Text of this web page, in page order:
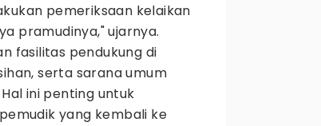
pemeriksaan kelaikan
pramudinya," ujarnya.
fasilitas pendukung di
serta sarana umum
ini penting untuk
yang kembali ke